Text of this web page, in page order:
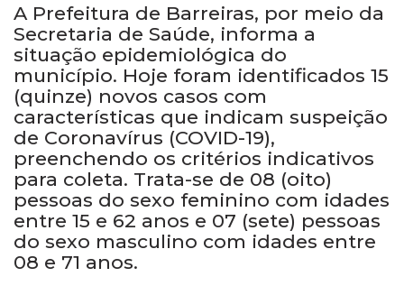
A Prefeitura de Barreiras, por meio da
Secretaria de Saúde, informa a
situação epidemiológica do
município. Hoje foram identificados 15
(quinze) novos casos com
características que indicam suspeição
de Coronavírus (COVID-19),
preenchendo os critérios indicativos
para coleta. Trata-se de 08 (oito)
pessoas do sexo feminino com idades
entre 15 e 62 anos e 07 (sete) pessoas
do sexo masculino com idades entre
08 e 71 anos.